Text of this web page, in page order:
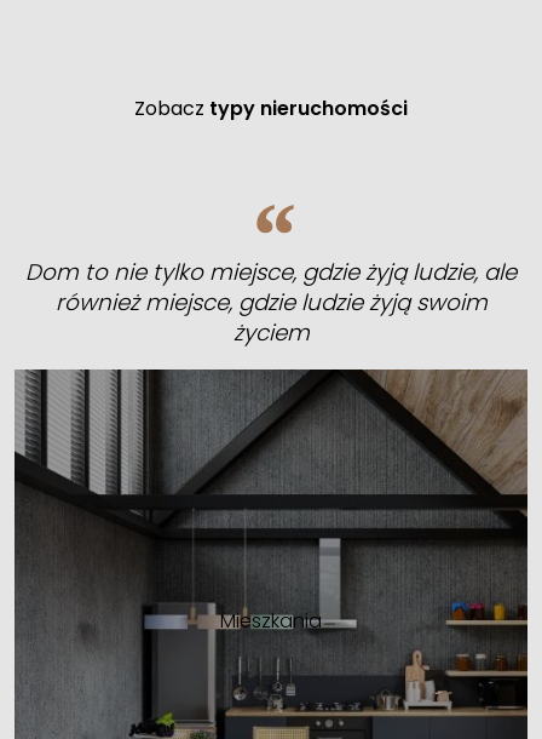
Zobacz typy nieruchomości
Dom to nie tylko miejsce, gdzie żyją ludzie, ale
również miejsce, gdzie ludzie żyją swoim
życiem
Mieszkania